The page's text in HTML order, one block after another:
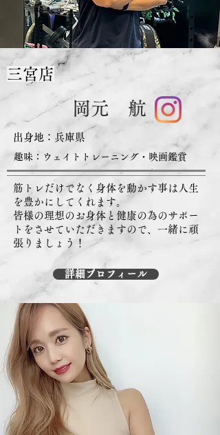
三宮店
岡元 航
出身地：​兵庫県
趣味：ウェイトトレーニング・映画鑑賞
筋トレだけでなく身体を動かす事は人生
を豊かにしてくれます。
皆様の理想のお身体と健康の為のサポー
トをさせていただきますので、一緒に頑
張りましょう！
詳細プロフィール